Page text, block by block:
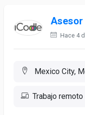
Asesor
Hace 4
Mexico City,
Trabajo remoto